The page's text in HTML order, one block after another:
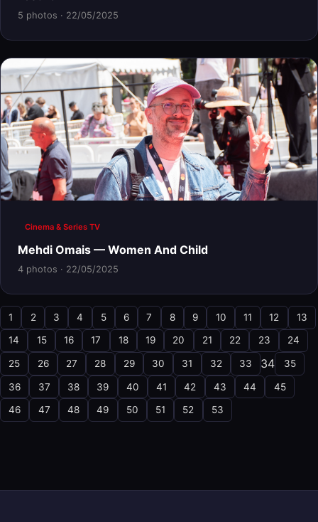
5 photos · 22/05/2025
Cinema & Series TV
Mehdi Omais — Women And Child
4 photos · 22/05/2025
1 2 3 4 5 6 7 8 9 10 11 12 13
14 15 16 17 18 19 20 21 22 23 24
25 26 27 28 29 30 31 32 33 34 35
36 37 38 39 40 41 42 43 44 45
46 47 48 49 50 51 52 53